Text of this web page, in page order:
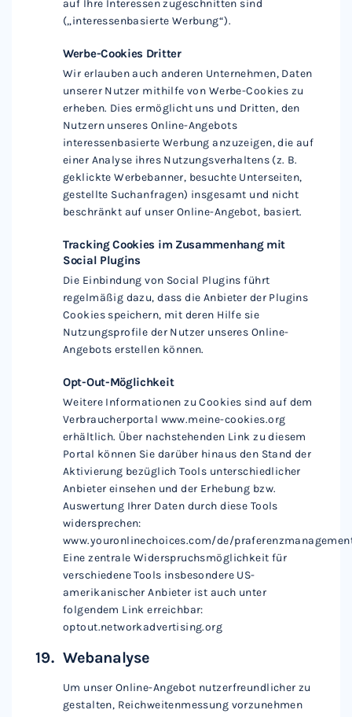
auf Ihre Interessen zugeschnitten sind
(„interessenbasierte Werbung“).
Werbe-Cookies Dritter
Wir erlauben auch anderen Unternehmen, Daten
unserer Nutzer mithilfe von Werbe-Cookies zu
erheben. Dies ermöglicht uns und Dritten, den
Nutzern unseres Online-Angebots
interessenbasierte Werbung anzuzeigen, die auf
einer Analyse ihres Nutzungsverhaltens (z. B.
geklickte Werbebanner, besuchte Unterseiten,
gestellte Suchanfragen) insgesamt und nicht
beschränkt auf unser Online-Angebot, basiert.
Tracking Cookies im Zusammenhang mit
Social Plugins
Die Einbindung von Social Plugins führt
regelmäßig dazu, dass die Anbieter der Plugins
Cookies speichern, mit deren Hilfe sie
Nutzungsprofile der Nutzer unseres Online-
Angebots erstellen können.
Opt-Out-Möglichkeit
Weitere Informationen zu Cookies sind auf dem
Verbraucherportal www.meine-cookies.org
erhältlich. Über nachstehenden Link zu diesem
Portal können Sie darüber hinaus den Stand der
Aktivierung bezüglich Tools unterschiedlicher
Anbieter einsehen und der Erhebung bzw.
Auswertung Ihrer Daten durch diese Tools
widersprechen:
www.youronlinechoices.com/de/
Eine zentrale Widerspruchsmöglichkeit für
verschiedene Tools insbesondere US-
amerikanischer Anbieter ist auch unter
folgendem Link erreichbar:
optout.networkadvertising.org
Webanalyse
Um unser Online-Angebot nutzerfreundlicher zu
gestalten, Reichweitenmessung vorzunehmen